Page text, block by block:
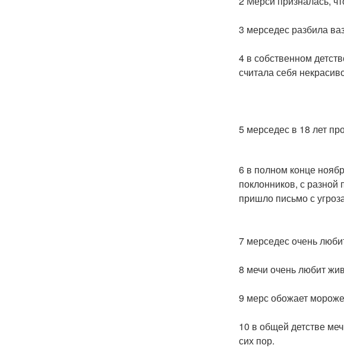
3 мерседес разбила
4 в собственном
считала себя
5 мерседес в 18 лет
6 в полном конце
поклонников, с разной
пришло письмо с
7 мерседес очень
8 мечи очень любит
9 мерс обожает
10 в общей детстве
сих пор.